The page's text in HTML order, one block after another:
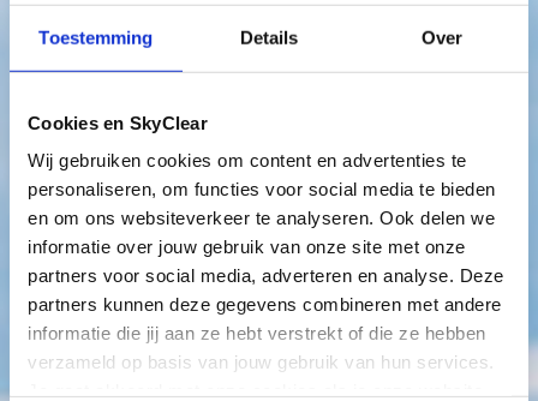
Toestemming Details Over
Cookies en SkyClear
Wij gebruiken cookies om content en advertenties te
personaliseren, om functies voor social media te bieden
en om ons websiteverkeer te analyseren. Ook delen we
informatie over jouw gebruik van onze site met onze
partners voor social media, adverteren en analyse. Deze
partners kunnen deze gegevens combineren met andere
informatie die jij aan ze hebt verstrekt of die ze hebben
verzameld op basis van jouw gebruik van hun services.